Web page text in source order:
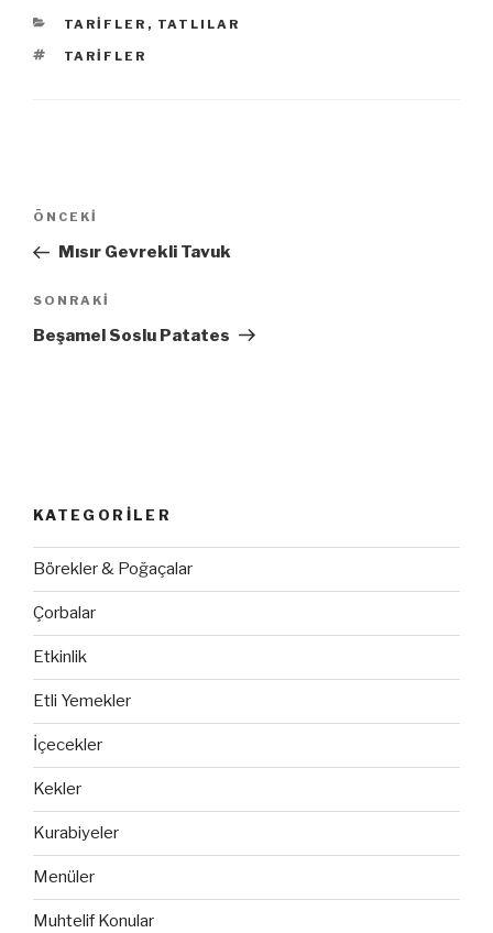
KATEGORILER
TARIFLER , TATLILAR
ETIKETLER
TARIFLER
Yazı
Önceki
Yazı
ÖNCEKI
Mısır Gevrekli Tavuk
Sonraki
Yazı
SONRAKI
Beşamel Soslu Patates
KATEGORILER
Börekler & Poğaçalar
Çorbalar
Etkinlik
Etli Yemekler
İçecekler
Kekler
Kurabiyeler
Menüler
Muhtelif Konular